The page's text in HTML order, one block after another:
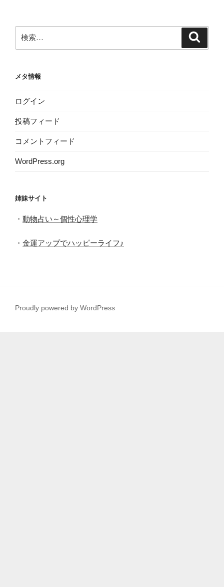
索:
メタ情報
ログイン
投稿フィード
コメントフィード
WordPress.org
姉妹サイト
・ 動物占い～個性心理学
・ 金運アップでハッピーライフ♪
Proudly powered by WordPress